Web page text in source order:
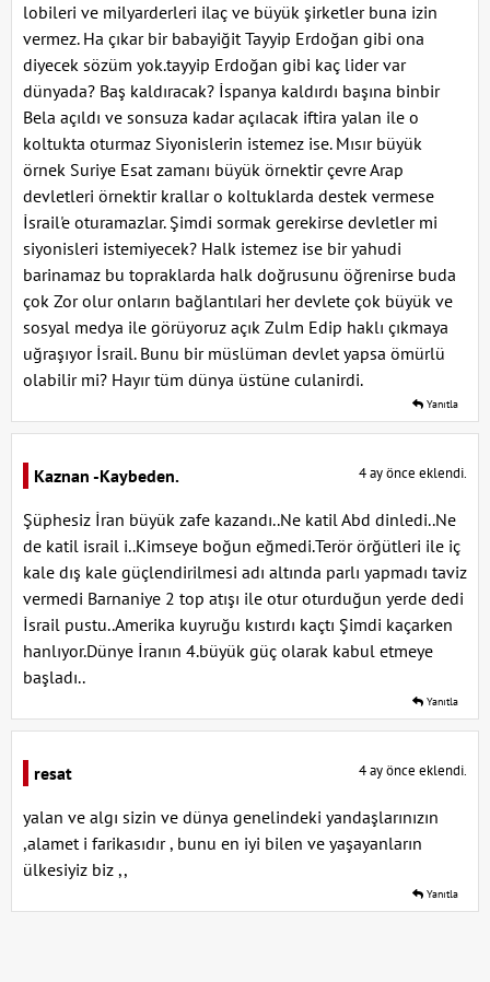
lobileri ve milyarderleri ilaç ve büyük şirketler buna izin
vermez. Ha çıkar bir babayiğit Tayyip Erdoğan gibi ona
diyecek sözüm yok.tayyip Erdoğan gibi kaç lider var
dünyada? Baş kaldıracak? İspanya kaldırdı başına binbir
Bela açıldı ve sonsuza kadar açılacak iftira yalan ile o
koltukta oturmaz Siyonislerin istemez ise. Mısır büyük
örnek Suriye Esat zamanı büyük örnektir çevre Arap
devletleri örnektir krallar o koltuklarda destek vermese
İsrail'e oturamazlar. Şimdi sormak gerekirse devletler mi
siyonisleri istemiyecek? Halk istemez ise bir yahudi
barinamaz bu topraklarda halk doğrusunu öğrenirse buda
çok Zor olur onların bağlantılari her devlete çok büyük ve
sosyal medya ile görüyoruz açık Zulm Edip haklı çıkmaya
uğraşıyor İsrail. Bunu bir müslüman devlet yapsa ömürlü
olabilir mi? Hayır tüm dünya üstüne culanirdi.
Yanıtla
Kaznan -Kaybeden. 4 ay önce eklendi.
Şüphesiz İran büyük zafe kazandı..Ne katil Abd dinledi..Ne
de katil israil i..Kimseye boğun eğmedi.Terör örğütleri ile iç
kale dış kale güçlendirilmesi adı altında parlı yapmadı taviz
vermedi Barnaniye 2 top atışı ile otur oturduğun yerde dedi
İsrail pustu..Amerika kuyruğu kıstırdı kaçtı Şimdi kaçarken
hanlıyor.Dünye İranın 4.büyük güç olarak kabul etmeye
başladı..
Yanıtla
resat 4 ay önce eklendi.
yalan ve algı sizin ve dünya genelindeki yandaşlarınızın
,alamet i farikasıdır , bunu en iyi bilen ve yaşayanların
ülkesiyiz biz ,,
Yanıtla